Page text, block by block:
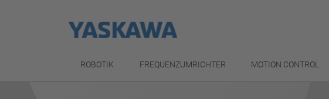
ROBOTIK FREQUENZUMRICHTER MOTION CONTROL